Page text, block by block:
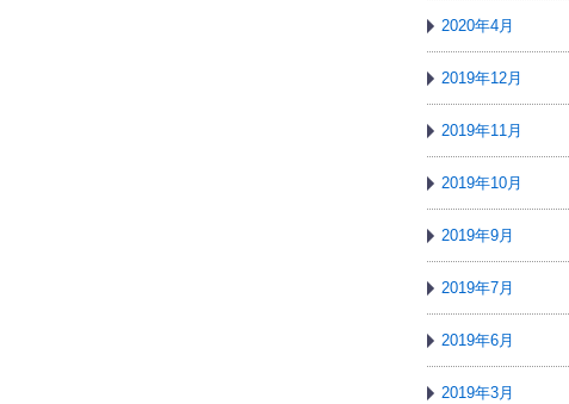
2020年4月
2019年12月
2019年11月
2019年10月
2019年9月
2019年7月
2019年6月
2019年3月